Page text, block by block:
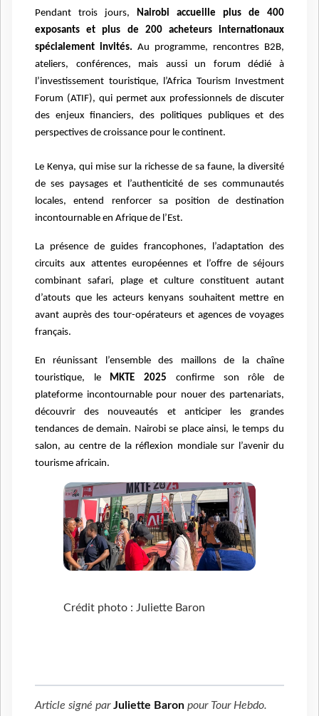
Pendant trois jours,
Nairobi accueille plus de 400
exposants et plus de 200 acheteurs internationaux
spécialement invités. Au programme, rencontres B2B,
ateliers, conférences, mais aussi un forum dédié à
l’investissement touristique, l’Africa Tourism Investment
Forum (ATIF), qui permet aux professionnels de discuter
des enjeux financiers, des politiques publiques et des
perspectives de croissance pour le continent.
Le Kenya, qui mise sur la richesse de sa faune, la diversité
de ses paysages et l’authenticité de ses communautés
locales, entend renforcer sa position de destination
incontournable en Afrique de l’Est.
La présence de guides francophones, l’adaptation des
circuits aux attentes européennes et l’offre de séjours
combinant safari, plage et culture constituent autant
d’atouts que les acteurs kenyans souhaitent mettre en
avant auprès des tour-opérateurs et agences de voyages
français.
En réunissant l’ensemble des maillons de la chaîne
touristique, le MKTE 2025 confirme son rôle de
plateforme incontournable pour nouer des partenariats,
découvrir des nouveautés et anticiper les grandes
tendances de demain. Nairobi se place ainsi, le temps du
salon, au centre de la réflexion mondiale sur l’avenir du
tourisme africain.
Crédit photo : Juliette Baron
Article signé parJuliette Baron pour Tour Hebdo.